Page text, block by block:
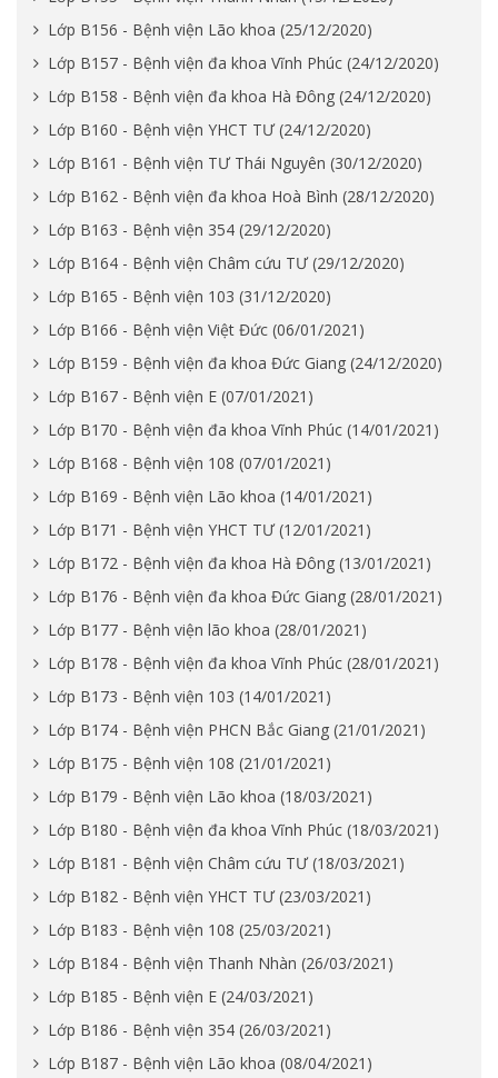
Lớp B156 - Bệnh viện Lão khoa (25/12/2020)
Lớp B157 - Bệnh viện đa khoa Vĩnh Phúc (24/12/2020)
Lớp B158 - Bệnh viện đa khoa Hà Đông (24/12/2020)
Lớp B160 - Bệnh viện YHCT TƯ (24/12/2020)
Lớp B161 - Bệnh viện TƯ Thái Nguyên (30/12/2020)
Lớp B162 - Bệnh viện đa khoa Hoà Bình (28/12/2020)
Lớp B163 - Bệnh viện 354 (29/12/2020)
Lớp B164 - Bệnh viện Châm cứu TƯ (29/12/2020)
Lớp B165 - Bệnh viện 103 (31/12/2020)
Lớp B166 - Bệnh viện Việt Đức (06/01/2021)
Lớp B159 - Bệnh viện đa khoa Đức Giang (24/12/2020)
Lớp B167 - Bệnh viện E (07/01/2021)
Lớp B170 - Bệnh viện đa khoa Vĩnh Phúc (14/01/2021)
Lớp B168 - Bệnh viện 108 (07/01/2021)
Lớp B169 - Bệnh viện Lão khoa (14/01/2021)
Lớp B171 - Bệnh viện YHCT TƯ (12/01/2021)
Lớp B172 - Bệnh viện đa khoa Hà Đông (13/01/2021)
Lớp B176 - Bệnh viện đa khoa Đức Giang (28/01/2021)
Lớp B177 - Bệnh viện lão khoa (28/01/2021)
Lớp B178 - Bệnh viện đa khoa Vĩnh Phúc (28/01/2021)
Lớp B173 - Bệnh viện 103 (14/01/2021)
Lớp B174 - Bệnh viện PHCN Bắc Giang (21/01/2021)
Lớp B175 - Bệnh viện 108 (21/01/2021)
Lớp B179 - Bệnh viện Lão khoa (18/03/2021)
Lớp B180 - Bệnh viện đa khoa Vĩnh Phúc (18/03/2021)
Lớp B181 - Bệnh viện Châm cứu TƯ (18/03/2021)
Lớp B182 - Bệnh viện YHCT TƯ (23/03/2021)
Lớp B183 - Bệnh viện 108 (25/03/2021)
Lớp B184 - Bệnh viện Thanh Nhàn (26/03/2021)
Lớp B185 - Bệnh viện E (24/03/2021)
Lớp B186 - Bệnh viện 354 (26/03/2021)
Lớp B187 - Bệnh viện Lão khoa (08/04/2021)